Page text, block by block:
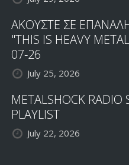
ΑΚΟΥΣΤΕ ΣΕ
"THIS IS HEAVY
07-26
July 25, 2026
METALSHOCK
PLAYLIST
July 22, 2026